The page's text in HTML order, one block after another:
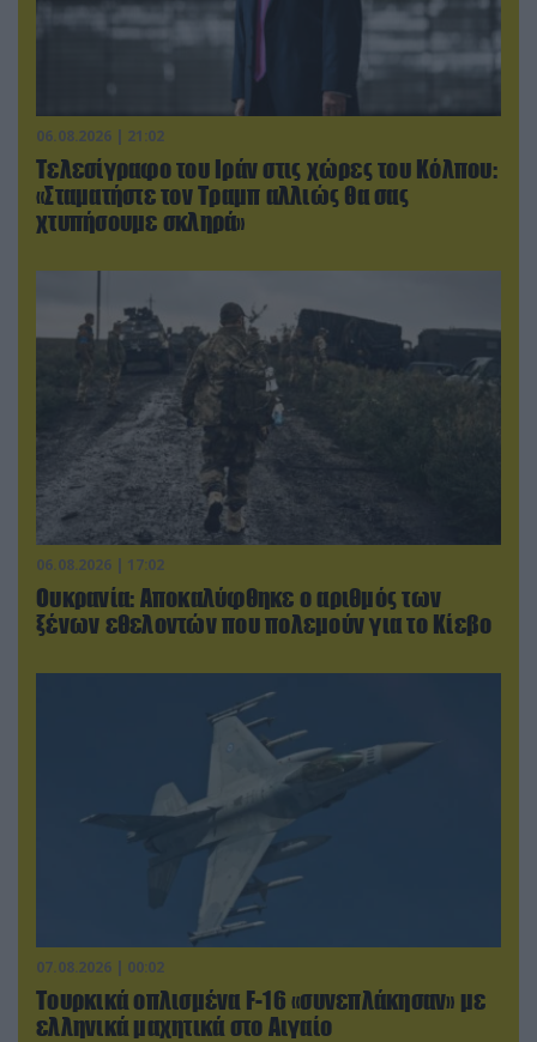
06.08.2026 | 21:02
Τελεσίγραφο του Ιράν στις χώρες του Κόλπου:
«Σταματήστε τον Τραμπ αλλιώς θα σας
χτυπήσουμε σκληρά»
06.08.2026 | 17:02
Ουκρανία: Αποκαλύφθηκε ο αριθμός των
ξένων εθελοντών που πολεμούν για το Κίεβο
07.08.2026 | 00:02
Τουρκικά οπλισμένα F-16 «συνεπλάκησαν» με
ελληνικά μαχητικά στο Αιγαίο